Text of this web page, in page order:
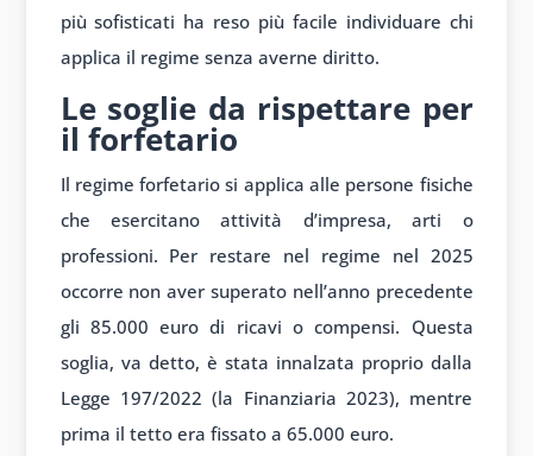
più sofisticati ha reso più facile individuare chi
applica il regime senza averne diritto.
Le soglie da rispettare per
il forfetario
Il regime forfetario si applica alle persone fisiche
che esercitano attività d’impresa, arti o
professioni. Per restare nel regime nel 2025
occorre non aver superato nell’anno precedente
gli 85.000 euro di ricavi o compensi. Questa
soglia, va detto, è stata innalzata proprio dalla
Legge 197/2022 (la Finanziaria 2023), mentre
prima il tetto era fissato a 65.000 euro.